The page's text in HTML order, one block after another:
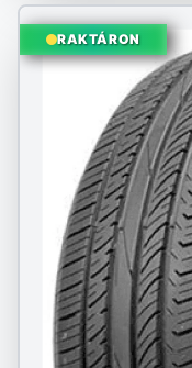
RAKTÁRON